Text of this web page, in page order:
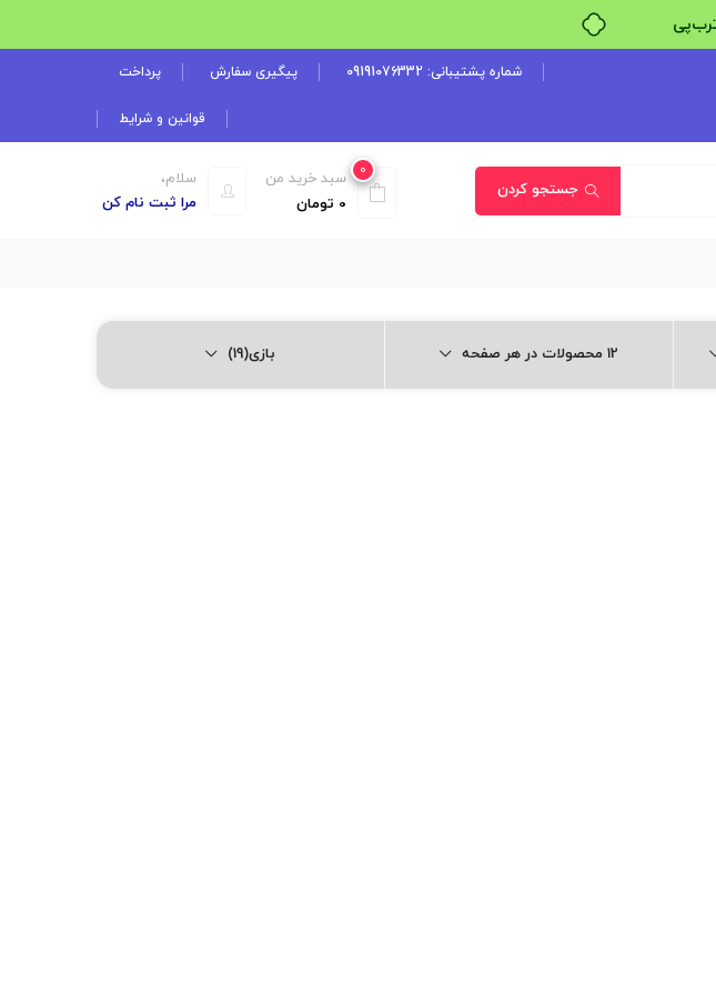
شماره پشتیبانی: 09191076332 پیگیری سفارش پرداخت
قوانین و شرایط
جستجو کردن
سلام،
مرا ثبت نام کن
0
سبد خرید من
0 تومان
12 محصولات در هر صفحه بازی(19)